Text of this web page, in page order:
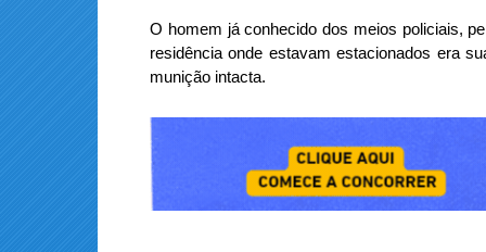
O homem já conhecido dos meios policiais,
residência onde estavam estacionados era
munição intacta.